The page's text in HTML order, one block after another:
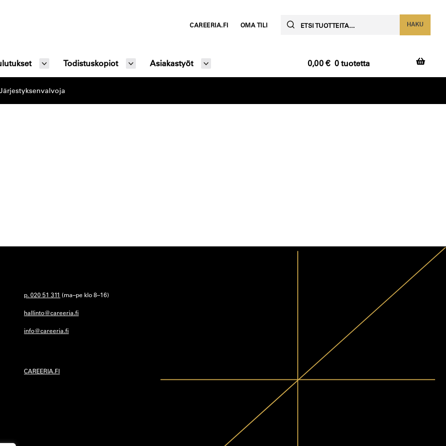
CAREERIA.FI OMA TILI
Etsi: HAKU
Todistuskopiot Asiakastyöt 0,00 € 0 tuotetta
p. 020 51 311 (ma–pe klo 8–16)
hallinto@careeria.fi
info@careeria.fi
CAREERIA.FI